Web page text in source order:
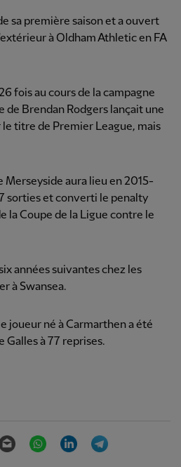
sa première saison et a ouvert
à Oldham Athletic en FA
fois au cours de la campagne
de Brendan Rodgers lançait une
titre de Premier League, mais
Merseyside aura lieu en 2015-
sorties et converti le penalty
la Coupe de la Ligue contre le
années suivantes chez les
à Swansea.
joueur né à Carmarthen a été
Galles à 77 reprises.
Email WhatsAppLinkedIn